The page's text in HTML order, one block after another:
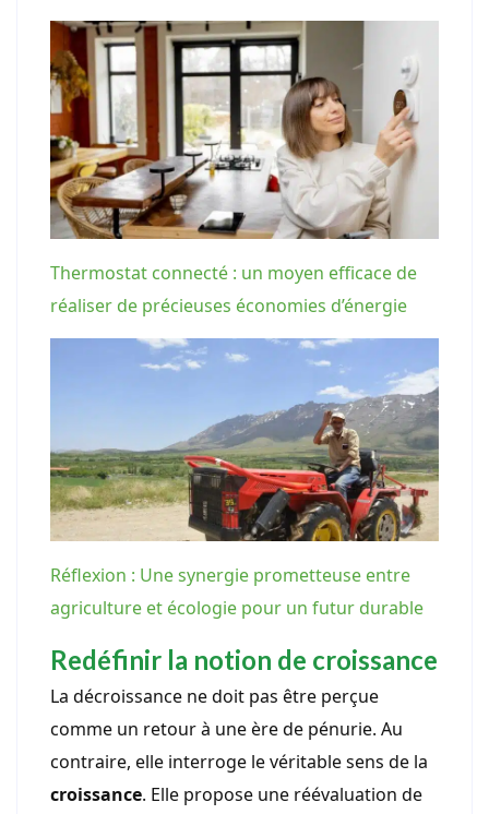
Thermostat connecté : un moyen efficace de
réaliser de précieuses économies d’énergie
Réflexion : Une synergie prometteuse entre
agriculture et écologie pour un futur durable
Redéfinir la notion de croissance
La décroissance ne doit pas être perçue
comme un retour à une ère de pénurie. Au
contraire, elle interroge le véritable sens de la
croissance. Elle propose une réévaluation de